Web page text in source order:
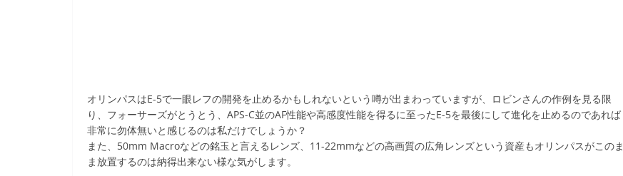
オリンパスはE-5で一眼レフの開発を止めるかもしれないという噂が出まわっていますが、ロビンさんの作例を見る限
り、フォーサーズがとうとう、APS-C並のAF性能や高感度性能を得るに至ったE-5を最後にして進化を止めるのであれば
非常に勿体無いと感じるのは私だけでしょうか？
また、50mm Macroなどの銘玉と言えるレンズ、11-22mmなどの高画質の広角レンズという資産もオリンパスがこのま
ま放置するのは納得出来ない様な気がします。